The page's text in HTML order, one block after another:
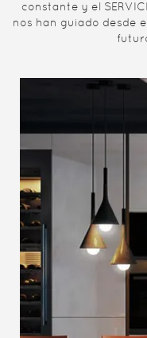
constante y el
nos han guiado desde